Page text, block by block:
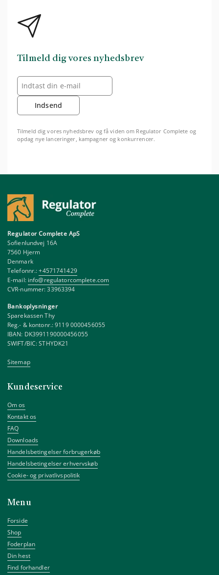
Tilmeld dig vores nyhedsbrev
Indsend
Tilmeld dig vores nyhedsbrev og få viden om Regulator Complete og
opdag nye lanceringer, kampagner og konkurrencer.
Regulator Complete ApS
Sofienlundvej 16A
7560 Hjerm
Denmark
Telefonnr.:+4571741429
E-mail: info@regulatorcomplete.com
CVR-nummer: 33963394
Bankoplysninger
Sparekassen Thy
Reg.- & kontonr.: 9119 0000456055
IBAN: DK3991190000456055
SWIFT/BIC: STHYDK21
Sitemap
Kundeservice
Om os
Kontakt os
FAQ
Downloads
Handelsbetingelser forbrugerkøb
Handelsbetingelser erhvervskøb
Cookie- og privatlivspolitik
Menu
Forside
Shop
Foderplan
Din hest
Find forhandler